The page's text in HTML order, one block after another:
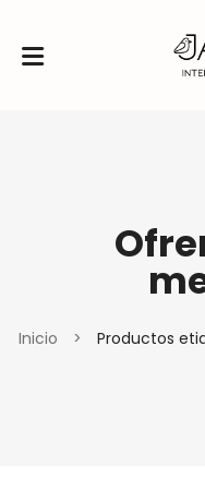
Inicio > Productos